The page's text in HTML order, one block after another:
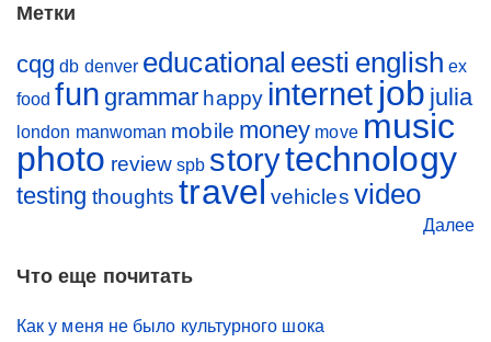
Метки
cqg db denver educational eesti english ex
food fun grammar happy internet job julia
london manwoman mobile money move music
photo review spb storytechnology
testing thoughts travel vehicles video
Далее
Что еще почитать
Как у меня не было культурного шока